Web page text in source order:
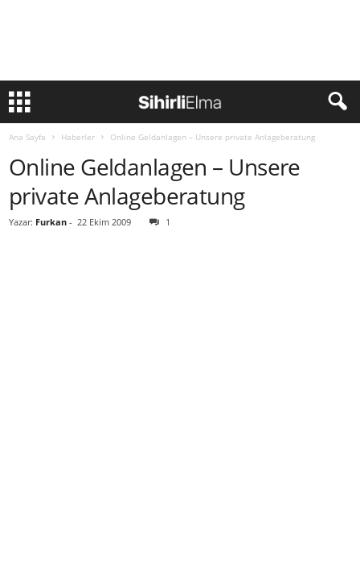
Ana Sayfa Haberler Online Geldanlagen – Unsere private Anlageberatung
Online Geldanlagen – Unsere
private Anlageberatung
Yazar: Furkan - 22 Ekim 2009 1